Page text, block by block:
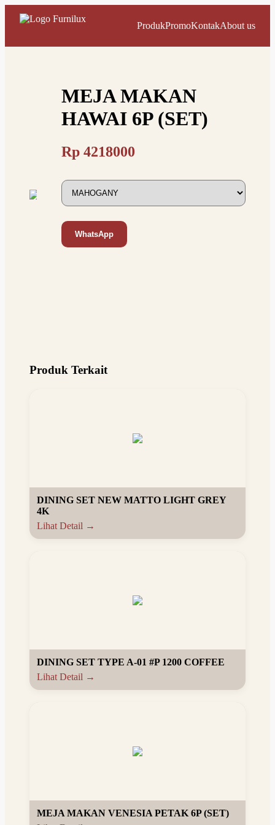
ProdukPromoKontakAbout us
MEJA MAKAN
HAWAI 6P (SET)
Rp 4218000
WhatsApp
Produk Terkait
DINING SET NEW MATTO LIGHT GREY
4K
Lihat Detail →
DINING SET TYPE A-01 #P 1200 COFFEE
Lihat Detail →
MEJA MAKAN VENESIA PETAK 6P (SET)